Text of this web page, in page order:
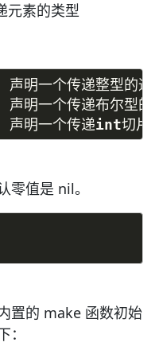
元素的类型
一个传递整型的通
一个传递布尔型的
明一个传递int切片
零值是 nil。
置的 make 函数初始